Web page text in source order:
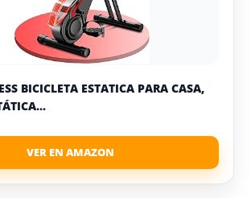
BICICLETA ESTATICA PARA CASA,